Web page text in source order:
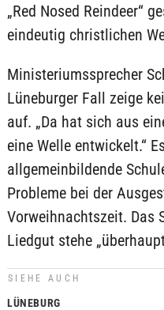
„Red Nosed Reindeer“
eindeutig christlichen
Ministeriumssprecher
Lüneburger Fall zeige
auf. „Da hat sich aus
eine Welle entwickelt.“
allgemeinbildende
Probleme bei der
Vorweihnachtszeit. Das
Liedgut stehe
SIEHE AUCH
LÜNEBURG